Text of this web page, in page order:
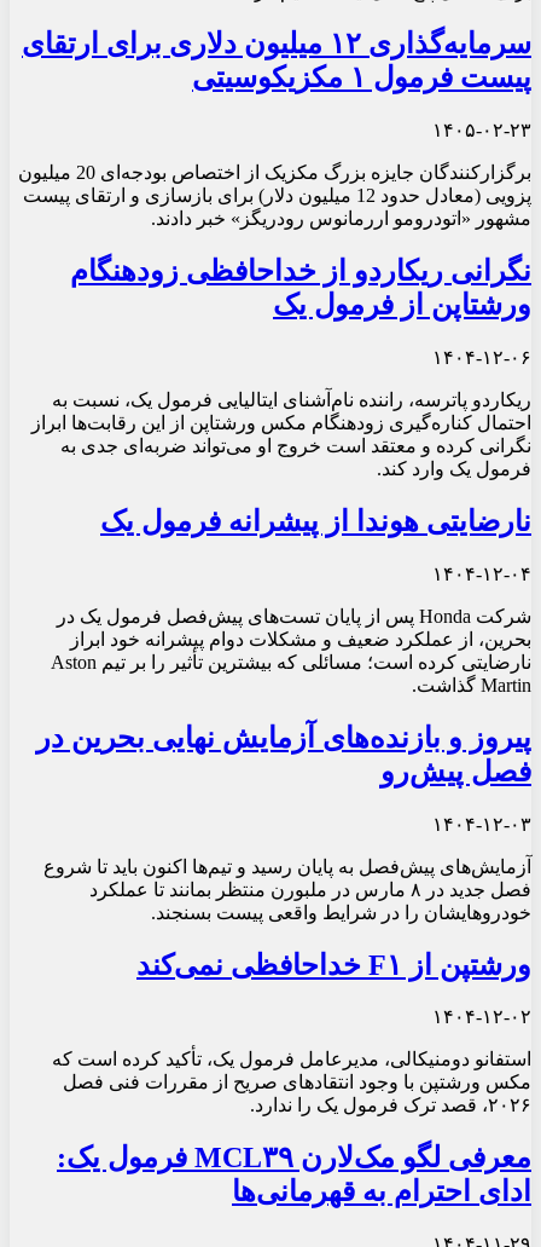
سرمایه‌گذاری ۱۲ میلیون دلاری برای ارتقای
پیست فرمول ۱ مکزیکوسیتی
۱۴۰۵-۰۲-۲۳
برگزارکنندگان جایزه بزرگ مکزیک از اختصاص بودجه‌ای 20 میلیون
پزویی (معادل حدود 12 میلیون دلار) برای بازسازی و ارتقای پیست
مشهور «اتودرومو اررمانوس رودریگز» خبر دادند.
نگرانی ریکاردو از خداحافظی زودهنگام
ورشتاپن از فرمول یک
۱۴۰۴-۱۲-۰۶
ریکاردو پاترسه، راننده نام‌آشنای ایتالیایی فرمول یک، نسبت به
احتمال کناره‌گیری زودهنگام مکس ورشتاپن از این رقابت‌ها ابراز
نگرانی کرده و معتقد است خروج او می‌تواند ضربه‌ای جدی به
فرمول یک وارد کند.
نارضایتی هوندا از پیشرانه فرمول یک
۱۴۰۴-۱۲-۰۴
شرکت Honda پس از پایان تست‌های پیش‌فصل فرمول یک در
بحرین، از عملکرد ضعیف و مشکلات دوام پیشرانه خود ابراز
نارضایتی کرده است؛ مسائلی که بیشترین تأثیر را بر تیم Aston
Martin گذاشت.
پیروز و بازنده‌های آزمایش نهایی بحرین در
فصل پیش‌رو
۱۴۰۴-۱۲-۰۳
آزمایش‌های پیش‌فصل به پایان رسید و تیم‌ها اکنون باید تا شروع
فصل جدید در ۸ مارس در ملبورن منتظر بمانند تا عملکرد
خودروهایشان را در شرایط واقعی پیست بسنجند.
ورشتپن از F۱ خداحافظی نمی‌کند
۱۴۰۴-۱۲-۰۲
استفانو دومنیکالی، مدیرعامل فرمول یک، تأکید کرده است که
مکس ورشتپن با وجود انتقادهای صریح از مقررات فنی فصل
۲۰۲۶، قصد ترک فرمول یک را ندارد.
معرفی لگو مک‌لارن MCL۳۹ فرمول یک:
ادای احترام به قهرمانی‌ها